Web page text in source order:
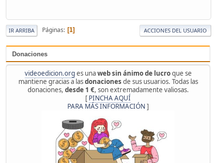
Donaciones
videoedicion.org es unaweb sin ánimo de lucroque se
mantiene gracias a lasdonaciones de sus usuarios. Todas las
donaciones, desde 1 €, son extremadamente valiosas.
[ PINCHA AQUÍ
PARA MÁS INFORMACIÓN ]
IR ARRIBA Páginas 1 ACCIONES DEL USUARIO